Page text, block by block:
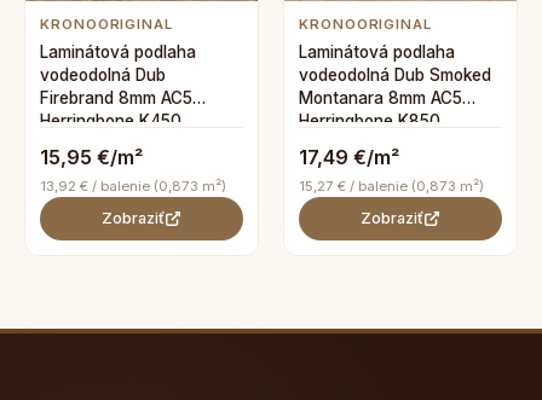
KRONOORIGINAL
Laminátová podlaha
vodeodolná Dub
Firebrand 8mm AC5
Herringbone K450
15,95 €/m²
13,92 € / balenie (0,873 m²)
Zobraziť
KRONOORIGINAL
Laminátová podlaha
vodeodolná Dub Smoked
Montanara 8mm AC5
Herringbone K850
17,49 €/m²
15,27 € / balenie (0,873 m²)
Zobraziť